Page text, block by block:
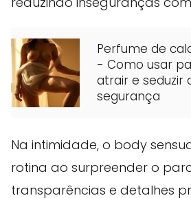
Perfume de
- Como usar
atrair e seduzir
segurança
Na intimidade, o body
rotina ao surpreender o
transparências e detalhes